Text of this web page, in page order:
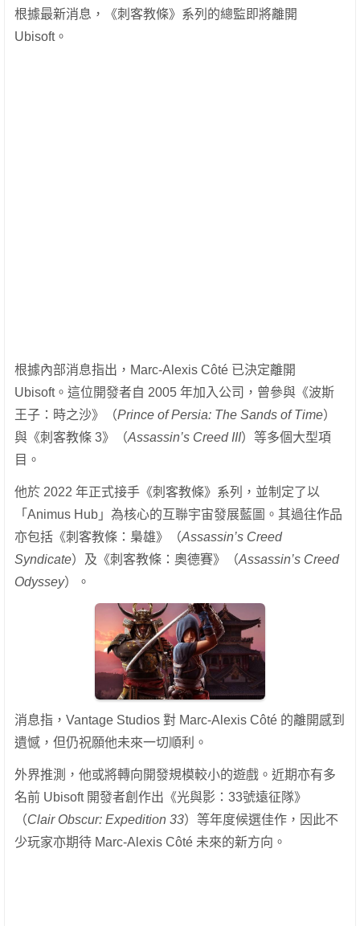
根據最新消息，《刺客教條》系列的總監即將離開
Ubisoft。
根據內部消息指出，Marc-Alexis Côté 已決定離開
Ubisoft。這位開發者自 2005 年加入公司，曾參與《波斯
王子：時之沙》（Prince of Persia: The Sands of Time）
與《刺客教條 3》（Assassin’s Creed III）等多個大型項
目。
他於 2022 年正式接手《刺客教條》系列，並制定了以
「Animus Hub」為核心的互聯宇宙發展藍圖。其過往作品
亦包括《刺客教條：梟雄》（Assassin’s Creed
Syndicate）及《刺客教條：奧德賽》（Assassin’s Creed
Odyssey）。
消息指，Vantage Studios 對 Marc-Alexis Côté 的離開感到
遺憾，但仍祝願他未來一切順利。
外界推測，他或將轉向開發規模較小的遊戲。近期亦有多
名前 Ubisoft 開發者創作出《光與影：33號遠征隊》
（Clair Obscur: Expedition 33）等年度候選佳作，因此不
少玩家亦期待 Marc-Alexis Côté 未來的新方向。